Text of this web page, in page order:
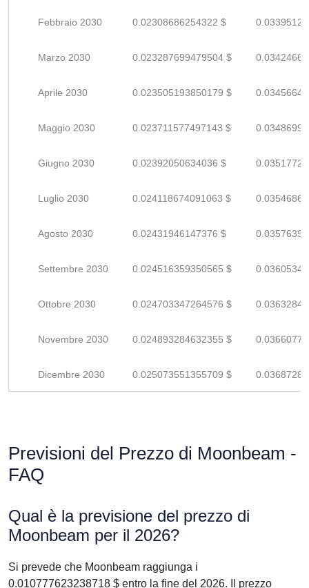
Febbraio 2030 0.02308686254322 $
Marzo 2030 0.023287699479504 $
Aprile 2030 0.023505193850179 $
Maggio 2030 0.023711577497143 $
Giugno 2030 0.02392050634036 $
Luglio 2030 0.024118674091063 $
Agosto 2030 0.02431946147376 $
Settembre 2030 0.024516359350565 $
Ottobre 2030 0.024703347264576 $
Novembre 2030 0.024893284632355 $
Dicembre 2030 0.025073551355709 $
Previsioni del Prezzo di Moonbeam -
FAQ
Qual è la previsione del prezzo di
Moonbeam per il 2026?
Si prevede che Moonbeam raggiunga i
0.010777623238718 $ entro la fine del 2026. Il prezzo